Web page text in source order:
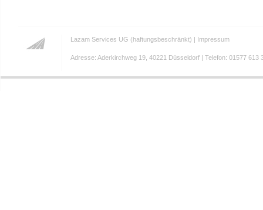
Lazam Services UG (haftungsbeschränkt) | Impressum
Adresse: Aderkirchweg 19, 40221 Düsseldorf | Telefon: 01577